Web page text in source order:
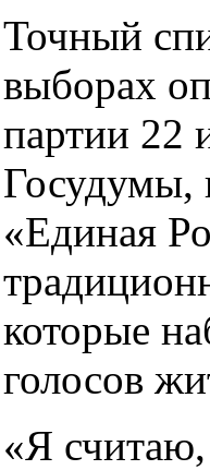
Точный
выборах
партии 22
Госудумы,
«Единая
которые
голосов
«Я считаю,